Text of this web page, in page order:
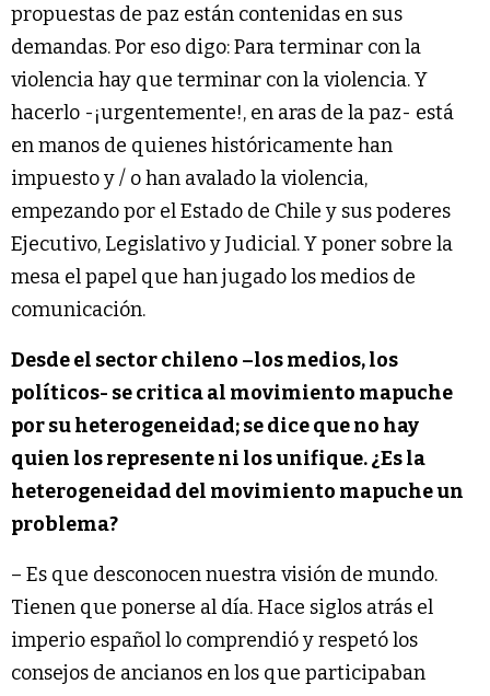
propuestas de paz están contenidas en sus
demandas. Por eso digo: Para terminar con la
violencia hay que terminar con la violencia. Y
hacerlo -¡urgentemente!, en aras de la paz- está
en manos de quienes históricamente han
impuesto y / o han avalado la violencia,
empezando por el Estado de Chile y sus poderes
Ejecutivo, Legislativo y Judicial. Y poner sobre la
mesa el papel que han jugado los medios de
comunicación.
Desde el sector chileno –los medios, los
políticos- se critica al movimiento mapuche
por su heterogeneidad; se dice que no hay
quien los represente ni los unifique. ¿Es la
heterogeneidad del movimiento mapuche un
problema?
– Es que desconocen nuestra visión de mundo.
Tienen que ponerse al día. Hace siglos atrás el
imperio español lo comprendió y respetó los
consejos de ancianos en los que participaban